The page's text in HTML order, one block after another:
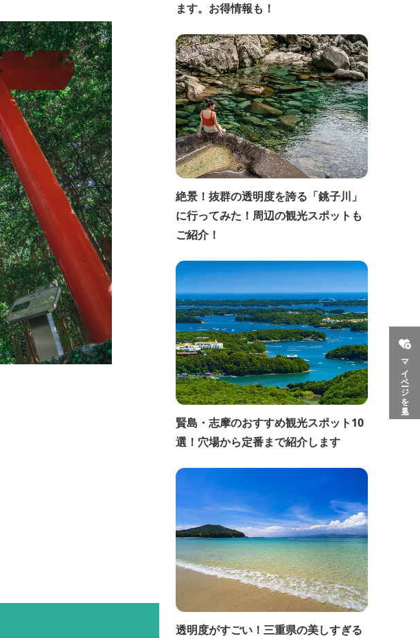
マイページを見る
ます。お得情報も！
絶景！抜群の透明度を誇る「銚子川」
に行ってみた！周辺の観光スポットも
ご紹介！
賢島・志摩のおすすめ観光スポット10
選！穴場から定番まで紹介します
透明度がすごい！三重県の美しすぎる